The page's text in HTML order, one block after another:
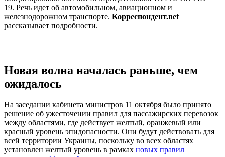
19. Речь идет об автомобильном, авиационном и
железнодорожном транспорте. Корреспондент.net
рассказывает подробности.
Новая волна началась раньше, чем
ожидалось
На заседании кабинета министров 11 октября было принято
решение об ужесточении правил для пассажирских перевозок
между областями, где действует желтый, оранжевый или
красный уровень эпидопасности. Они будут действовать для
всей территории Украины, поскольку во всех областях
установлен желтый уровень в рамках новых правил